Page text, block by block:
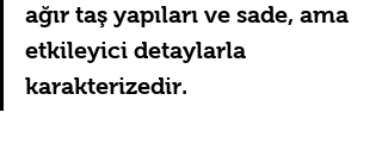
ağır taş yapıları ve sade, ama
etkileyici detaylarla
karakterizedir.